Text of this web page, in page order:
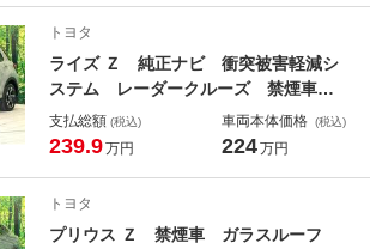
ラー
トヨタ
ライズ Ｚ 純正ナビ 衝突被害軽減シ
ステム レーダークルーズ 禁煙車
コーナーセンサー スマートキー Ｌ
ＥＤヘッド バックカメラ ＥＴＣ
ト
支払総額 (税込)
239.9万円
車両本体価格 (税込)
224万円
トヨタ
プリウス Ｚ 禁煙車 ガラスルーフ